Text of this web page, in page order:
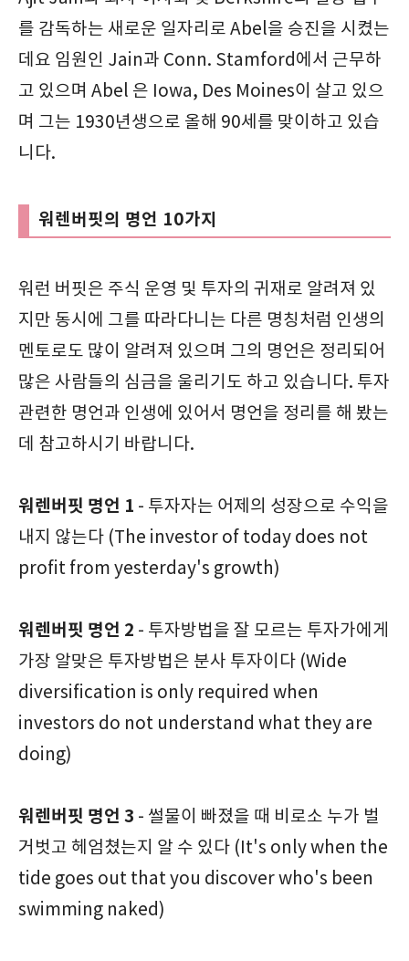
를 감독하는 새로운 일자리로 Abel을 승진을 시켰는
데요 임원인 Jain과 Conn. Stamford에서 근무하
고 있으며 Abel 은 Iowa, Des Moines이 살고 있으
며 그는 1930년생으로 올해 90세를 맞이하고 있습
니다.
워렌버핏의 명언 10가지
워런 버핏은 주식 운영 및 투자의 귀재로 알려져 있
지만 동시에 그를 따라다니는 다른 명칭처럼 인생의
멘토로도 많이 알려져 있으며 그의 명언은 정리되어
많은 사람들의 심금을 울리기도 하고 있습니다. 투자
관련한 명언과 인생에 있어서 명언을 정리를 해 봤는
데 참고하시기 바랍니다.
워렌버핏 명언 1 - 투자자는 어제의 성장으로 수익을
내지 않는다 (The investor of today does not
profit from yesterday's growth)
워렌버핏 명언 2 - 투자방법을 잘 모르는 투자가에게
가장 알맞은 투자방법은 분사 투자이다 (Wide
diversification is only required when
investors do not understand what they are
doing)
워렌버핏 명언 3 - 썰물이 빠졌을 때 비로소 누가 벌
거벗고 헤엄쳤는지 알 수 있다 (It's only when the
tide goes out that you discover who's been
swimming naked)